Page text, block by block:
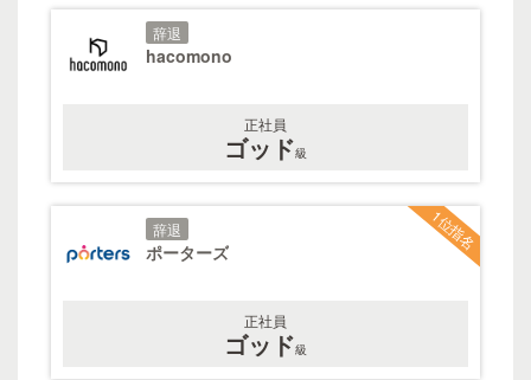
辞退
hacomono
正社員
ゴッド級
1位指名
辞退
ポーターズ
正社員
ゴッド級